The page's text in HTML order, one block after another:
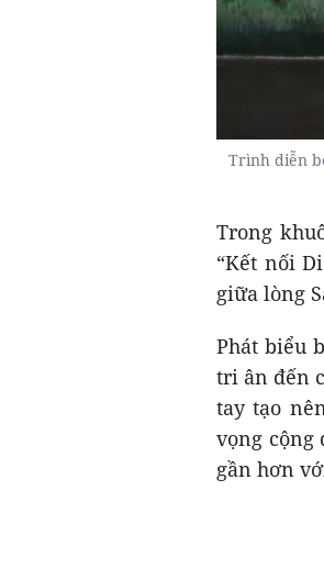
Trình diễn
Trong
“Kết nối
giữa lòng
Phát biểu
tri ân đến
tay tạo
vọng cộng
gần hơn